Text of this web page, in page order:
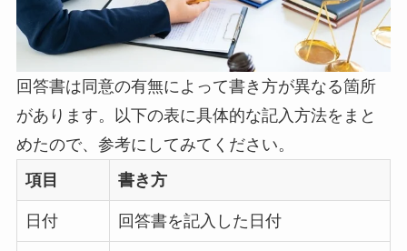
回答書は同意の有無によって書き方が異なる箇所
があります。以下の表に具体的な記入方法をまと
めたので、参考にしてみてください。
項目
書き方
日付 回答書を記入した日付